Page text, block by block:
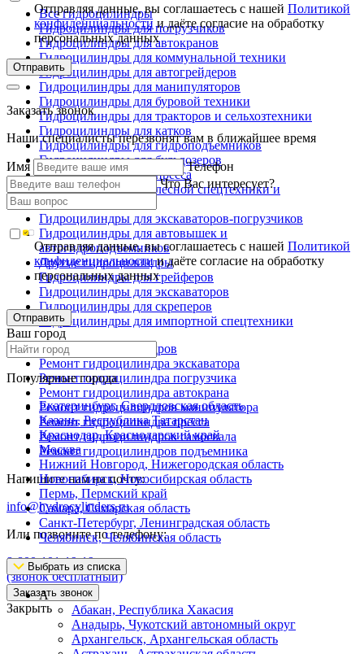
Все гидроцилиндры
Гидроцилиндры для погрузчиков
Гидроцилиндры для автокранов
Гидроцилиндры для коммунальной техники
Гидроцилиндры для автогрейдеров
Гидроцилиндры для манипуляторов
Гидроцилиндры для буровой техники
Гидроцилиндры для тракторов и сельхозтехники
Гидроцилиндры для катков
Гидроцилиндры для гидроподъемников
Гидроцилиндры для бульдозеров
Гидроцилиндры для пресса
Гидроцилиндры для лесной спецтехники и
металловозов
Гидроцилиндры для экскаваторов-погрузчиков
Гидроцилиндры для автовышек и
автогидроподъемников
Другие гидроцилиндры
Гидроцилиндры для грейферов
Гидроцилиндры для экскаваторов
Гидроцилиндры для скреперов
Гидроцилиндры для импортной спецтехники
Ремонт гидроцилиндров
Ремонт гидроцилиндра экскаватора
Ремонт гидроцилиндра погрузчика
Ремонт гидроцилиндра автокрана
Ремонт гидроцилиндров манипулятора
Ремонт гидроцилиндра пресса
Ремонт гидроцилиндров самосвала
Ремонт гидроцилиндров подъемника
Напишите нам на почту:
info@hydrocylinders.ru
Или позвоните по телефону:
8-800-101-19-19
(звонок бесплатный)
Заказать звонок
Закрыть
Отправляя данные, вы соглашаетесь с нашейПолитикой
конфиденциальностии даёте согласие на обработку
персональных данных
Отправить
Заказать звонок
Наши специалисты перезвонят вам в ближайшее время
Имя
Телефон
Что Вас интересует?
Отправляя данные, вы соглашаетесь с нашейПолитикой
конфиденциальностии даёте согласие на обработку
персональных данных
Отправить
Ваш город
Популярные города
Екатеринбург, Свердловская область
Казань, Республика Татарстан
Краснодар, Краснодарский край
Москва
Нижний Новгород, Нижегородская область
Новосибирск, Новосибирская область
Пермь, Пермский край
Самара, Самарская область
Санкт-Петербург, Ленинградская область
Челябинск, Челябинская область
Выбрать из списка
А
Абакан, Республика Хакасия
Анадырь, Чукотский автономный округ
Архангельск, Архангельская область